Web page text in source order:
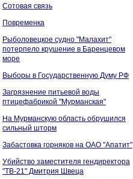
Сотовая связь
Повременка
Рыболовецкое судно "Малахит"
потерпело крушение в Баренцевом
море
Выборы в Государственную Думу РФ
Загрязнение питьевой воды
птицефабрикой "Мурманская"
На Мурманскую область обрушился
сильный шторм
Забастовка горняков на ОАО "Апатит"
Убийство заместителя гендиректора
"ТВ-21" Дмитрия Швеца